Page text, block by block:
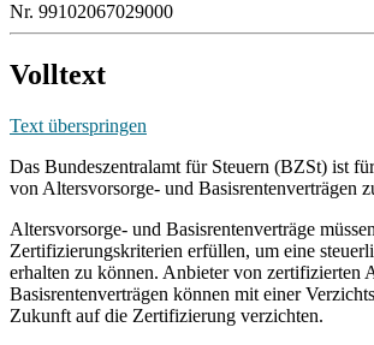
Nr. 99102067029000
Volltext
Text überspringen
Das Bundeszentralamt für Steuern (BZSt) ist
von Altersvorsorge- und Basisrentenverträgen
Altersvorsorge- und Basisrentenverträge
Zertifizierungskriterien erfüllen, um eine
erhalten zu können. Anbieter von zertifizierten
Basisrentenverträgen können mit einer
Zukunft auf die Zertifizierung verzichten.